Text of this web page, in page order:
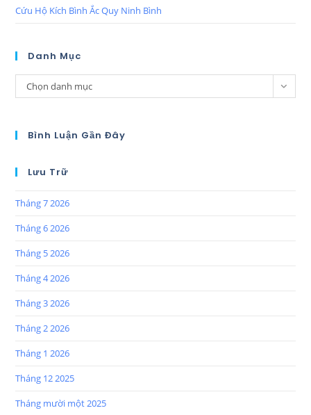
Cứu Hộ Kích Bình Ắc Quy Ninh Bình
Danh Mục
Chọn danh mục
Bình Luận Gần Đây
Lưu Trữ
Tháng 7 2026
Tháng 6 2026
Tháng 5 2026
Tháng 4 2026
Tháng 3 2026
Tháng 2 2026
Tháng 1 2026
Tháng 12 2025
Tháng mười một 2025